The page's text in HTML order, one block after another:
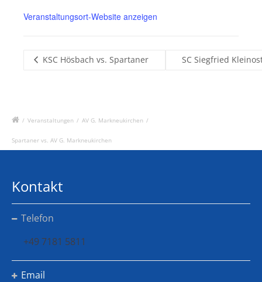
Veranstaltungsort-Website anzeigen
KSC Hösbach vs. Spartaner SC Siegfried
/ Veranstaltungen / AV G. Markneukirchen /
Spartaner vs. AV G. Markneukirchen
Kontakt
Telefon
+49 7181 5811
Email